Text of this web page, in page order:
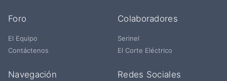
Foro
El Equipo
Contáctenos
Colaboradores
Serinel
El Corte Eléctrico
Navegación Redes Sociales